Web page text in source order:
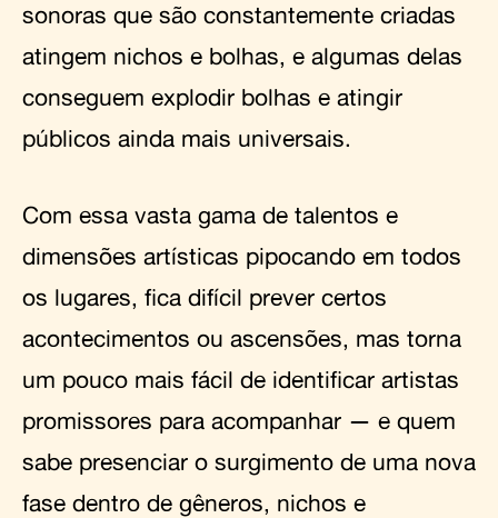
sonoras que são constantemente criadas
atingem nichos e bolhas, e algumas delas
conseguem explodir bolhas e atingir
públicos ainda mais universais.
Com essa vasta gama de talentos e
dimensões artísticas pipocando em todos
os lugares, fica difícil prever certos
acontecimentos ou ascensões, mas torna
um pouco mais fácil de identificar artistas
promissores para acompanhar — e quem
sabe presenciar o surgimento de uma nova
fase dentro de gêneros, nichos e